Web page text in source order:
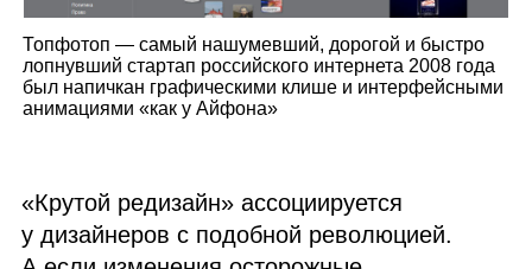
Топфотоп — самый нашумевший, дорогой и быстро
лопнувший стартап российского интернета 2008 года
был напичкан графическими клише и интерфейсными
анимациями «как у Айфона»
«Крутой редизайн» ассоциируется
у дизайнеров с подобной революцией.